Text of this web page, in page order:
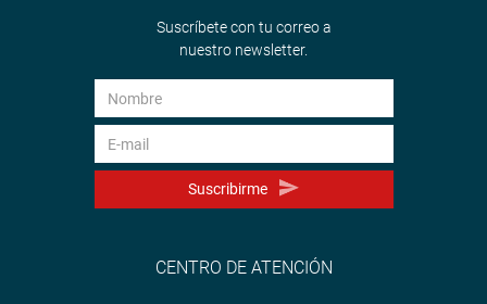
Suscríbete con tu correo a
nuestro newsletter.
Suscribirme
CENTRO DE ATENCIÓN